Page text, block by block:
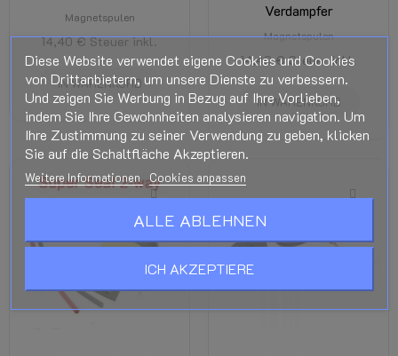
Magnetspulen
14,40 € Steuer inkl.
IN WARENKORB
Verdampfer
Magnetspulen
14,40 € Steuer inkl.
IN WARENKORB
Diese Website verwendet eigene Cookies und Cookies
von Drittanbietern, um unsere Dienste zu verbessern.
Und zeigen Sie Werbung in Bezug auf Ihre Vorlieben,
indem Sie Ihre Gewohnheiten analysieren navigation. Um
Ihre Zustimmung zu seiner Verwendung zu geben, klicken
Sie auf die Schaltfläche Akzeptieren.
Weitere Informationen Cookies anpassen
ALLE ABLEHNEN
ICH AKZEPTIERE